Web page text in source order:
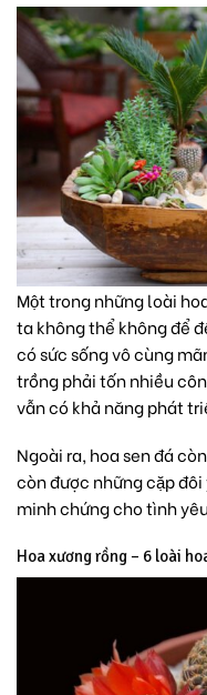
Một trong những loài
ta không thể không để
có sức sống vô cùng
trồng phải tốn nhiều
vẫn có khả năng phát
Ngoài ra, hoa sen đá
còn được những cặp
minh chứng cho tình
Hoa xương rồng – 6 loài